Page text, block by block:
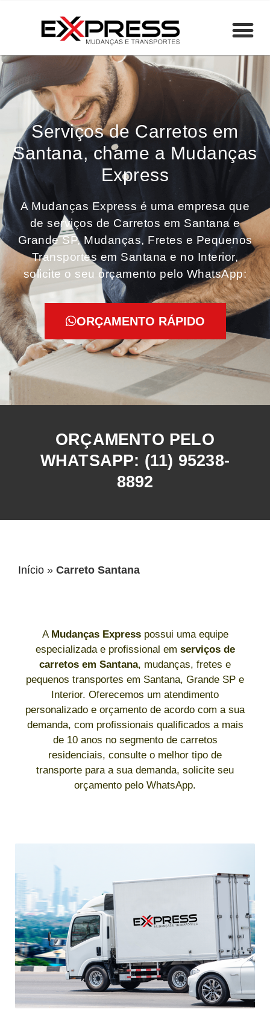
Serviços de Carretos em
Santana, chame a Mudanças
Express
A Mudanças Express é uma empresa que
de serviços de Carretos em Santana e
Grande SP, Mudanças, Fretes e Pequenos
Transportes em Santana e no Interior,
solicite o seu orçamento pelo WhatsApp:
ORÇAMENTO RÁPIDO
ORÇAMENTO PELO
WHATSAPP: (11) 95238-
8892
Início » Carreto Santana
A Mudanças Expresspossui uma equipe
especializada e profissional em serviços de
carretos em Santana, mudanças, fretes e
pequenos transportes em Santana, Grande SP e
Interior. Oferecemos um atendimento
personalizado e orçamento de acordo com a sua
demanda, com profissionais qualificados a mais
de 10 anos no segmento de carretos
residenciais, consulte o melhor tipo de
transporte para a sua demanda, solicite seu
orçamento pelo WhatsApp.